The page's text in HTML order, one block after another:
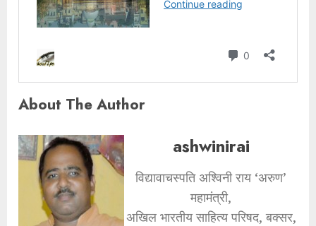
About The Author
ashwinirai
विद्यावाचस्पति अश्विनी राय ‘अरुण’
महामंत्री,
अखिल भारतीय साहित्य परिषद, बक्सर,